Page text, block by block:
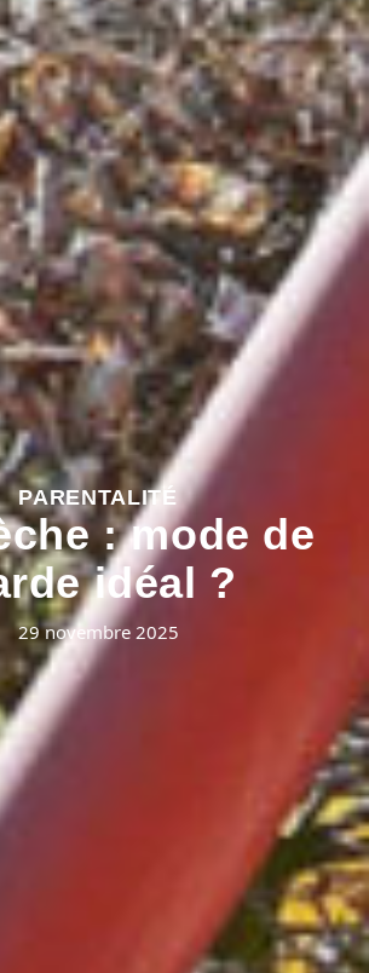
PARENTALITÉ
: mode de
idéal ?
29 novembre 2025